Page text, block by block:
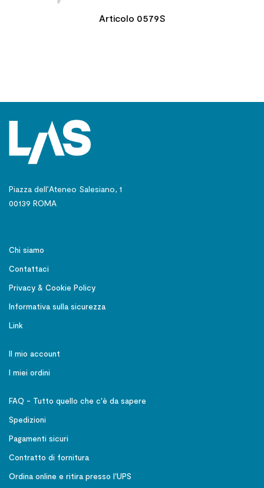
Articolo 0579S
Piazza dell’Ateneo Salesiano, 1
00139 ROMA
Chi siamo
Contattaci
Privacy & Cookie Policy
Informativa sulla sicurezza
Link
Il mio account
I miei ordini
FAQ - Tutto quello che c'è da sapere
Spedizioni
Pagamenti sicuri
Contratto di fornitura
Ordina online e ritira presso l'UPS